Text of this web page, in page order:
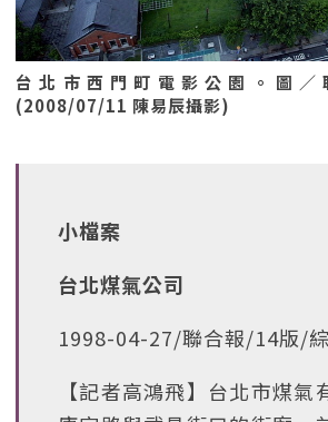
台北市西門町電影公園。圖／
(2008/07/11 陳易辰攝影)
小檔案
台北煤氣公司
1998-04-27/聯合報/14版/
【記者高鴻飛】台北市煤氣